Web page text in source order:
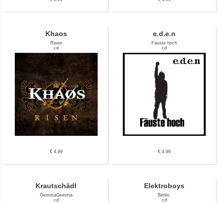
Khaos
Risen
cd
€ 4.99
e.d.e.n
Fäuste hoch
cd
€ 4.99
Krautschädl
GemmaGemma
cd
Elektroboys
Berlin.
cd